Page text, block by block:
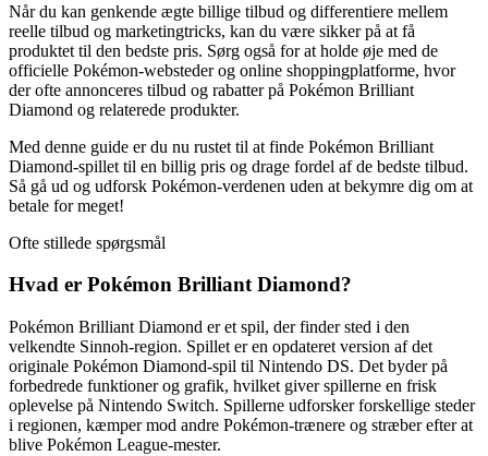
Når du kan genkende ægte billige tilbud og differentiere mellem
reelle tilbud og marketingtricks, kan du være sikker på at få
produktet til den bedste pris. Sørg også for at holde øje med de
officielle Pokémon-websteder og online shoppingplatforme, hvor
der ofte annonceres tilbud og rabatter på Pokémon Brilliant
Diamond og relaterede produkter.
Med denne guide er du nu rustet til at finde Pokémon Brilliant
Diamond-spillet til en billig pris og drage fordel af de bedste tilbud.
Så gå ud og udforsk Pokémon-verdenen uden at bekymre dig om at
betale for meget!
Ofte stillede spørgsmål
Hvad er Pokémon Brilliant Diamond?
Pokémon Brilliant Diamond er et spil, der finder sted i den
velkendte Sinnoh-region. Spillet er en opdateret version af det
originale Pokémon Diamond-spil til Nintendo DS. Det byder på
forbedrede funktioner og grafik, hvilket giver spillerne en frisk
oplevelse på Nintendo Switch. Spillerne udforsker forskellige steder
i regionen, kæmper mod andre Pokémon-trænere og stræber efter at
blive Pokémon League-mester.